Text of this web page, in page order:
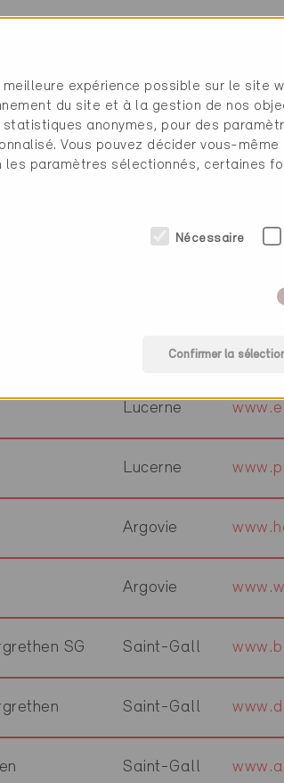
Berne
Berne
Berne
Lucerne
Lucerne
Lucerne
Argovie
Argovie
SG Saint-Gall
Saint-Gall
Saint-Gall
expérience possible sur le site
du site et à la gestion de nos
anonymes, pour des
Vous pouvez décider vous-
les paramètres sélectionnés, certaines
Nécessaire
Confirmer la